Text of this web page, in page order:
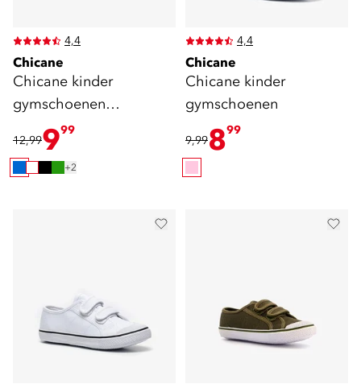
4,4
Chicane
Chicane kinder
gymschoenen
klittenband blauw
12,99999
+2
4,4
Chicane
Chicane kinder
gymschoenen
9,99899